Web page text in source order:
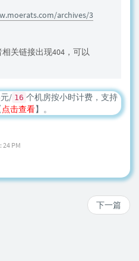
archives/3
关链接出现404，可以
/ 16 个机房按小时计费，支持
点击查看】。
24 PM
下一篇